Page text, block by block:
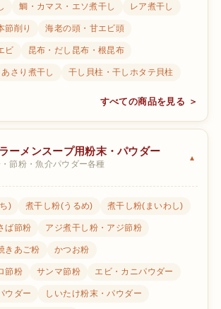
鯛・カマス・エソ煮干し レア煮干し
節削り 海老の頭・甘エビ頭
ビ 昆布・だし昆布・根昆布
あさり煮干し 干し貝柱・干しホタテ貝柱
すべての商品を見る ＞
ーメンスープ用粉末・パウダー
節粉・魚介パウダー各種
) 煮干し粉(うるめ) 煮干し粉(まいわし)
ば節粉 アジ煮干し粉・アジ節粉
きあご粉 かつお粉
節粉 サンマ節粉 エビ・カニパウダー
ウダー しいたけ粉末・パウダー